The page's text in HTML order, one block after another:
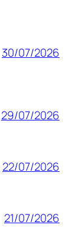
30/07/2026
29/07/2026
22/07/2026
21/07/2026